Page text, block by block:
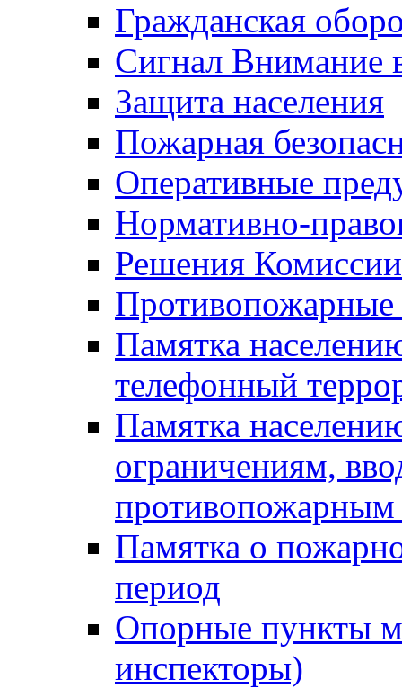
Гражданская
Сигнал Внимание
Защита населения
Пожарная
Оперативные
Нормативно-
Решения
Противопожарные
Памятка
телефонный
Памятка
ограничениям,
Памятка о
период
Опорные пункты
инспекторы)